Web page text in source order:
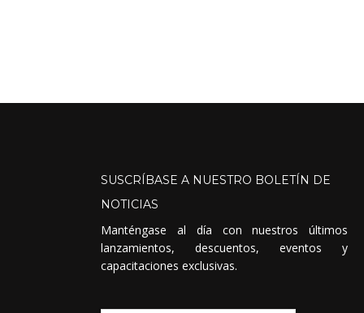
SUSCRÍBASE A NUESTRO BOLETÍN DE
NOTICIAS
Manténgase al día con nuestros últimos
lanzamientos, descuentos, eventos y
capacitaciones exclusivas.